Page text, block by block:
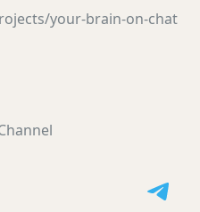
your-brain-on-chat